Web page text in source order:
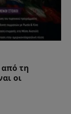
από τη
οι